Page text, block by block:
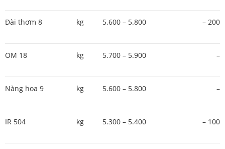
Đài thơm 8 kg 5.600 – 5.800 – 200
OM 18 kg 5.700 – 5.900 –
Nàng hoa 9 kg 5.600 – 5.800 –
IR 504 kg 5.300 – 5.400 – 100